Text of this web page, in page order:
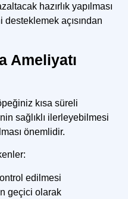
hazırlık yapılması
açısından
Ameliyatı
kısa süreli
sağlıklı ilerleyebilmesi
önemlidir.
edilmesi
geçici olarak